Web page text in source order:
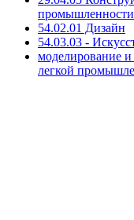
промышленности
54.02.01 Дизайн
54.03.03 -
моделирование и
легкой